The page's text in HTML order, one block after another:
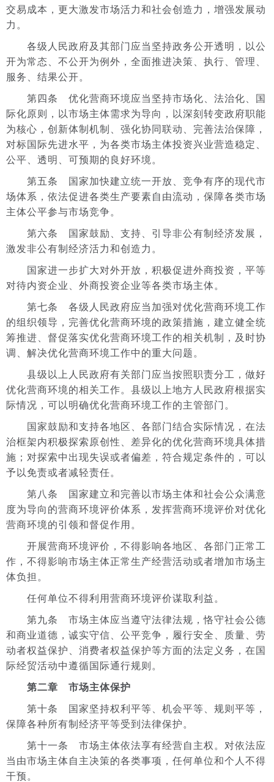
交易成本，更大激发市场活力和社会创造力，增强发展动
力。
各级人民政府及其部门应当坚持政务公开透明，以公
开为常态、不公开为例外，全面推进决策、执行、管理、
服务、结果公开。
第四条 优化营商环境应当坚持市场化、法治化、国
际化原则，以市场主体需求为导向，以深刻转变政府职能
为核心，创新体制机制、强化协同联动、完善法治保障，
对标国际先进水平，为各类市场主体投资兴业营造稳定、
公平、透明、可预期的良好环境。
第五条 国家加快建立统一开放、竞争有序的现代市
场体系，依法促进各类生产要素自由流动，保障各类市场
主体公平参与市场竞争。
第六条 国家鼓励、支持、引导非公有制经济发展，
激发非公有制经济活力和创造力。
国家进一步扩大对外开放，积极促进外商投资，平等
对待内资企业、外商投资企业等各类市场主体。
第七条 各级人民政府应当加强对优化营商环境工作
的组织领导，完善优化营商环境的政策措施，建立健全统
筹推进、督促落实优化营商环境工作的相关机制，及时协
调、解决优化营商环境工作中的重大问题。
县级以上人民政府有关部门应当按照职责分工，做好
优化营商环境的相关工作。县级以上地方人民政府根据实
际情况，可以明确优化营商环境工作的主管部门。
国家鼓励和支持各地区、各部门结合实际情况，在法
治框架内积极探索原创性、差异化的优化营商环境具体措
施；对探索中出现失误或者偏差，符合规定条件的，可以
予以免责或者减轻责任。
第八条 国家建立和完善以市场主体和社会公众满意
度为导向的营商环境评价体系，发挥营商环境评价对优化
营商环境的引领和督促作用。
开展营商环境评价，不得影响各地区、各部门正常工
作，不得影响市场主体正常生产经营活动或者增加市场主
体负担。
任何单位不得利用营商环境评价谋取利益。
第九条 市场主体应当遵守法律法规，恪守社会公德
和商业道德，诚实守信、公平竞争，履行安全、质量、劳
动者权益保护、消费者权益保护等方面的法定义务，在国
际经贸活动中遵循国际通行规则。
第二章 市场主体保护
第十条 国家坚持权利平等、机会平等、规则平等，
保障各种所有制经济平等受到法律保护。
第十一条 市场主体依法享有经营自主权。对依法应
当由市场主体自主决策的各类事项，任何单位和个人不得
干预。